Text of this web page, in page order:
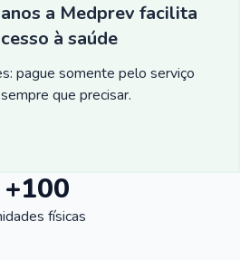
a Medprev facilita
à saúde
pague somente pelo serviço
que precisar.
+100
físicas